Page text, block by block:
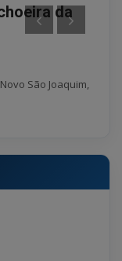
da
São Joaquim,